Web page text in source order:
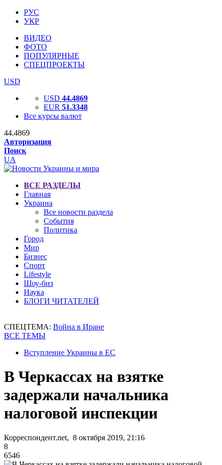
РУС
УКР
ВИДЕО
ФОТО
ПОПУЛЯРНЫЕ
СПЕЦПРОЕКТЫ
USD
USD 44.4869
EUR 51.3348
Все курсы валют
44.4869
Авторизация
Поиск
UA
ВСЕ РАЗДЕЛЫ
Главная
Украина
Все новости раздела
События
Политика
Город
Мир
Бизнес
Спорт
Lifestyle
Шоу-биз
Наука
БЛОГИ ЧИТАТЕЛЕЙ
СПЕЦТЕМА: Война в Иране
ВСЕ ТЕМЫ
Вступление Украины в ЕС
В Черкассах на взятке
задержали начальника
налоговой инспекции
Корреспондент.net, 8 октября 2019, 21:16
8
6546